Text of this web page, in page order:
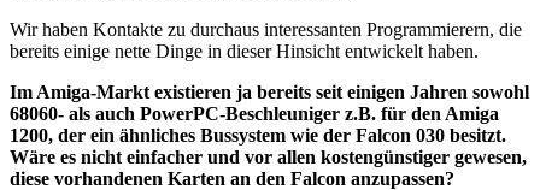
Wir haben Kontakte zu durchaus interessanten Programmierern, die
bereits einige nette Dinge in dieser Hinsicht entwickelt haben.
Im Amiga-Markt existieren ja bereits seit einigen Jahren sowohl
68060- als auch PowerPC-Beschleuniger z.B. für den Amiga
1200, der ein ähnliches Bussystem wie der Falcon 030 besitzt.
Wäre es nicht einfacher und vor allen kostengünstiger gewesen,
diese vorhandenen Karten an den Falcon anzupassen?